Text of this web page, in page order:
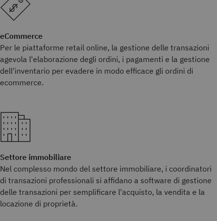
eCommerce
Per le piattaforme retail online, la gestione delle transazioni
agevola l'elaborazione degli ordini, i pagamenti e la gestione
dell'inventario per evadere in modo efficace gli ordini di
ecommerce.
Settore immobiliare
Nel complesso mondo del settore immobiliare, i coordinatori
di transazioni professionali si affidano a software di gestione
delle transazioni per semplificare l'acquisto, la vendita e la
locazione di proprietà.